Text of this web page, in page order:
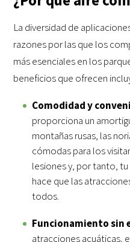
La diversidad de
razones por las que los
más esenciales en los
beneficios que ofrecen
Comodidad y
proporciona un
montañas rusas, las
cómodas para los
lesiones y, por tanto,
hace que las
todos.
Funcionamiento sin
atracciones acuáticas,